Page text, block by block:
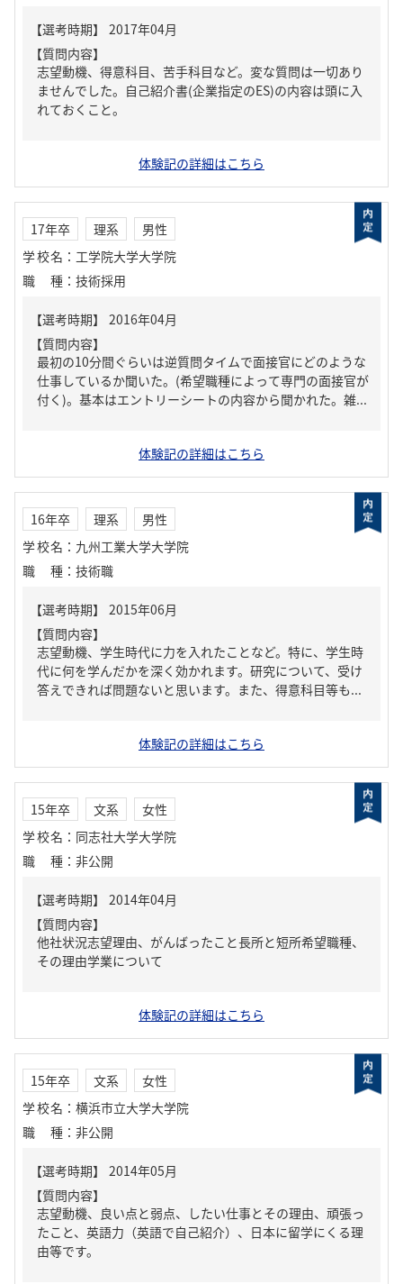
【質問内容】
志望動機、得意科目、苦手科目など。変な質問は一切あり
ませんでした。自己紹介書(企業指定のES)の内容は頭に入
れておくこと。
体験記の詳細はこちら
17年卒 理系
男性
学校名 ： 工学院大学大学院
職種 ： 技術採用
【質問内容】
最初の10分間ぐらいは逆質問タイムで面接官にどのような
仕事しているか聞いた。(希望職種によって専門の面接官が
付く)。基本はエントリーシートの内容から聞かれた。雑...
体験記の詳細はこちら
16年卒 理系
男性
学校名 ： 九州工業大学大学院
職種 ： 技術職
【質問内容】
志望動機、学生時代に力を入れたことなど。特に、学生時
代に何を学んだかを深く効かれます。研究について、受け
答えできれば問題ないと思います。また、得意科目等も...
体験記の詳細はこちら
15年卒 文系
女性
学校名 ： 同志社大学大学院
職種 ： 非公開
【質問内容】
他社状況志望理由、がんばったこと長所と短所希望職種、
その理由学業について
体験記の詳細はこちら
15年卒 文系
女性
学校名 ： 横浜市立大学大学院
職種 ： 非公開
【質問内容】
志望動機、良い点と弱点、したい仕事とその理由、頑張っ
たこと、英語力（英語で自己紹介）、日本に留学にくる理
由等です。